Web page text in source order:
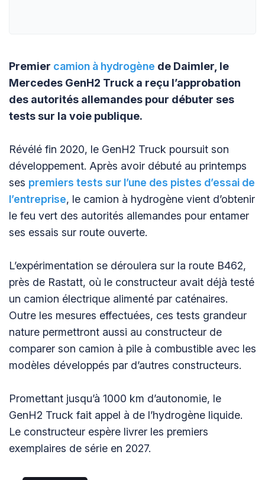
Premier camion à hydrogène de Daimler, le
Mercedes GenH2 Truck a reçu l’approbation
des autorités allemandes pour débuter ses
tests sur la voie publique.
Révélé fin 2020, le GenH2 Truck poursuit son
développement. Après avoir débuté au printemps
ses premiers tests sur l’une des pistes d’essai de
l’entreprise, le camion à hydrogène vient d’obtenir
le feu vert des autorités allemandes pour entamer
ses essais sur route ouverte.
L’expérimentation se déroulera sur la route B462,
près de Rastatt, où le constructeur avait déjà testé
un camion électrique alimenté par caténaires.
Outre les mesures effectuées, ces tests grandeur
nature permettront aussi au constructeur de
comparer son camion à pile à combustible avec les
modèles développés par d’autres constructeurs.
Promettant jusqu’à 1000 km d’autonomie, le
GenH2 Truck fait appel à de l’hydrogène liquide.
Le constructeur espère livrer les premiers
exemplaires de série en 2027.